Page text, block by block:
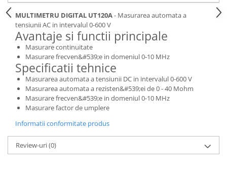
Cabluri pentru echipamente
fotovoltaice
Protectii si izolatoare de baterii
Accesorii
Monitorizare si control
Convertoare DC - DC
Invertoare Off-grid
Incarcatoare de retea
Acumulatori de stocare
Componente sisteme de balcon
Iluminat solar
MULTIMETRU DIGITAL UT120A- Masurarea automata a
tensiunii AC in intervalul 0-600 V
Avantaje si functii principale
Masurare continuitate
Masurare frecven&#539;e in domeniul 0-10 MHz
Specificatii tehnice
Masurarea automata a tensiunii DC in intervalul 0-600 V
Masurarea automata a rezisten&#539;ei de 0 - 40 Mohm
Masurare frecven&#539;e in domeniul 0-10 MHz
Masurare factor de umplere
Informatii conformitate produs
Review-uri(0)